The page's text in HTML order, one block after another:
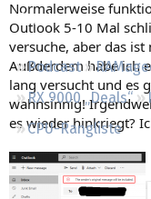
Regeln
Podcast
RX 9000 „Deals“
CPU-Rangliste
Normalerweise
Outlook 5-10 Mal
versuche, aber das
Außderdem habe ich
lang versucht und es
wahnsinnig!
es wieder hinkriegt?